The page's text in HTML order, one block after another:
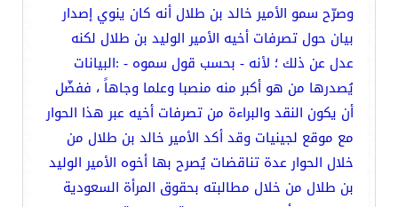
وصرّح سمو الأمير خالد بن طلال أنه كان ينوي إصدار
بيان حول تصرفات أخيه الأمير الوليد بن طلال لكنه
عدل عن ذلك ؛ لأنه - بحسب قول سموه - :البيانات
يُصدرها من هو أكبر منه منصبا وعلما وجاهاً ، ففضّل
أن يكون النقد والبراءة من تصرفات أخيه عبر هذا الحوار
مع موقع لجينيات وقد أكد الأمير خالد بن طلال من
خلال الحوار عدة تناقضات يُصرح بها أخوه الأمير الوليد
بن طلال من خلال مطالبته بحقوق المرأة السعودية